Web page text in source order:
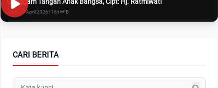
Genggam Tangan Anak Bangsa, Cipt: Hj. Ratmiwati
Rabu, 8 April 2026 | 16:i WIB
CARI BERITA